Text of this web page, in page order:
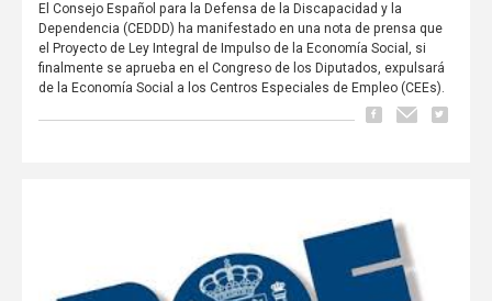
El Consejo Español para la Defensa de la Discapacidad y la
Dependencia (CEDDD) ha manifestado en una nota de prensa que
el Proyecto de Ley Integral de Impulso de la Economía Social, si
finalmente se aprueba en el Congreso de los Diputados, expulsará
de la Economía Social a los Centros Especiales de Empleo (CEEs).